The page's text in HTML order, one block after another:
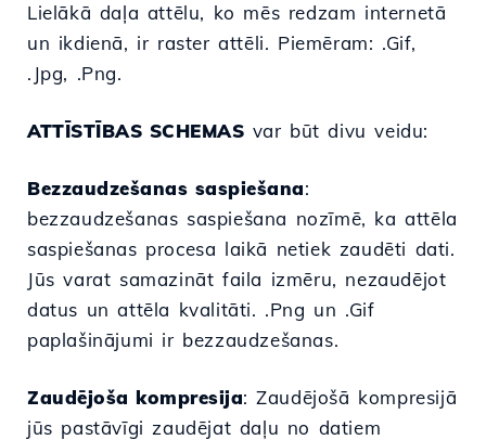
Lielākā daļa attēlu, ko mēs redzam internetā
un ikdienā, ir raster attēli. Piemēram: .Gif,
.Jpg, .Png.
ATTĪSTĪBAS SCHEMAS var būt divu veidu:
Bezzaudzešanas saspiešana:
bezzaudzešanas saspiešana nozīmē, ka attēla
saspiešanas procesa laikā netiek zaudēti dati.
Jūs varat samazināt faila izmēru, nezaudējot
datus un attēla kvalitāti. .Png un .Gif
paplašinājumi ir bezzaudzešanas.
Zaudējoša kompresija: Zaudējošā kompresijā
jūs pastāvīgi zaudējat daļu no datiem